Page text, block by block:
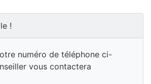
!
numéro de téléphone ci-
vous contactera